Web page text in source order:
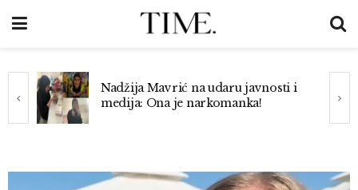
Nadžija Mavrić na udaru javnosti i
medija: Ona je narkomanka!